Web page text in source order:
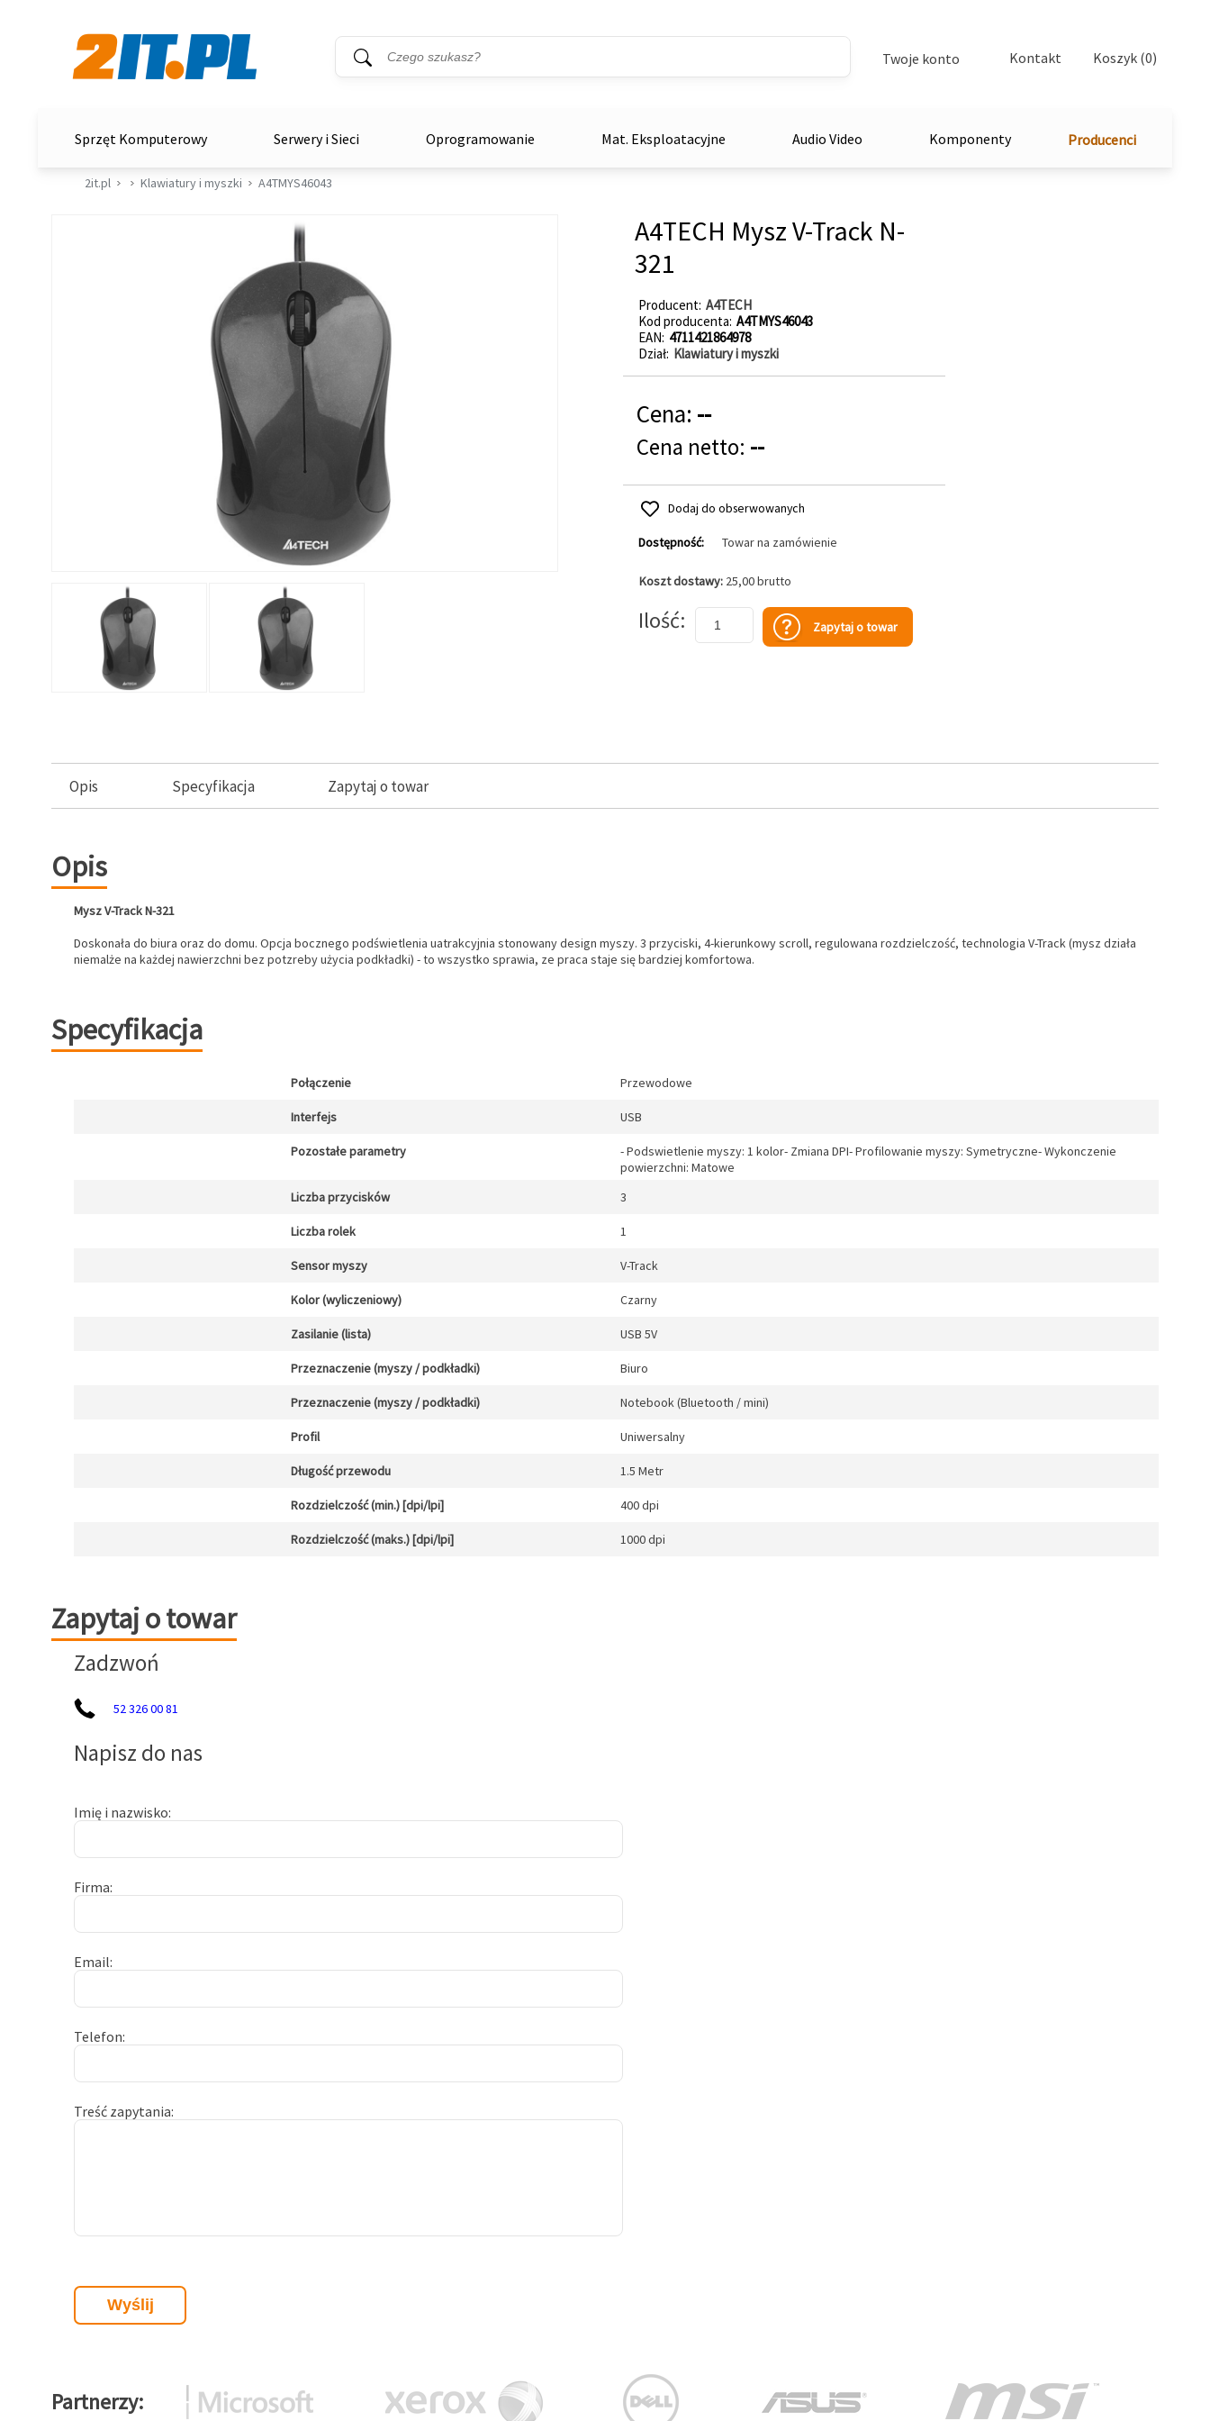
Wyszukiwarka
Słowo kluczowe
Twoje konto Kontakt Koszyk (0)
Sprzęt Komputerowy Serwery i Sieci Oprogramowanie Mat. Eksploatacyjne Audio Video Komponenty Producenci
2it.pl Klawiatury i myszki A4TMYS46043
A4TECH Mysz V-Track N-
321
Producent A4TECH
Kod producenta A4TMYS46043
EAN 4711421864978
Dział Klawiatury i myszki
Cena: --
Cena netto: --
Dodaj do obserwowanych
Dostępność: Towar na zamówienie
Koszt dostawy: 25,00 brutto
Ilość Zapytaj o towar
Opis Specyfikacja Zapytaj o towar
Opis
Mysz V-Track N-321
Doskonała do biura oraz do domu. Opcja bocznego podświetlenia uatrakcyjnia stonowany design myszy. 3 przyciski, 4-kierunkowy scroll, regulowana rozdzielczość, technologia V-Track (mysz działa
niemalże na każdej nawierzchni bez potzreby użycia podkładki) - to wszystko sprawia, ze praca staje się bardziej komfortowa.
Specyfikacja
Połączenie Przewodowe
Interfejs USB
Pozostałe parametry
- Podswietlenie myszy: 1 kolor- Zmiana DPI- Profilowanie myszy: Symetryczne- Wykonczenie
powierzchni: Matowe
Liczba przycisków
3
Liczba rolek 1
Sensor myszy V-Track
Kolor (wyliczeniowy) Czarny
Zasilanie (lista) USB 5V
Przeznaczenie (myszy / podkładki) Biuro
Przeznaczenie (myszy / podkładki) Notebook (Bluetooth / mini)
Profil Uniwersalny
Długość przewodu 1.5 Metr
Rozdzielczość (min.) [dpi/lpi] 400 dpi
Rozdzielczość (maks.) [dpi/lpi] 1000 dpi
Zapytaj o towar
Zapytaj o towar
Zadzwoń
52 326 00 81
Napisz do nas
Imię i nazwisko
Firma
Email
Telefon
Treść zapytania
Partnerzy